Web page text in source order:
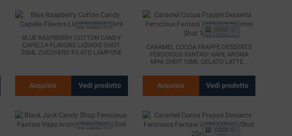
BLUE RASPBERRY COTTON CANDY
CAPELLA FLAVORS LIQUIDO SHOT
20ML ZUCCHERO FILATO LAMPONE
Acquista Vedi prodotto
CARAMEL COCOA FRAPPÈ DESSERTS
FEROCIOUS FANTASI VAPE AROMA
MINI SHOT 10ML GELATO LATTE...
Acquista Vedi prodotto